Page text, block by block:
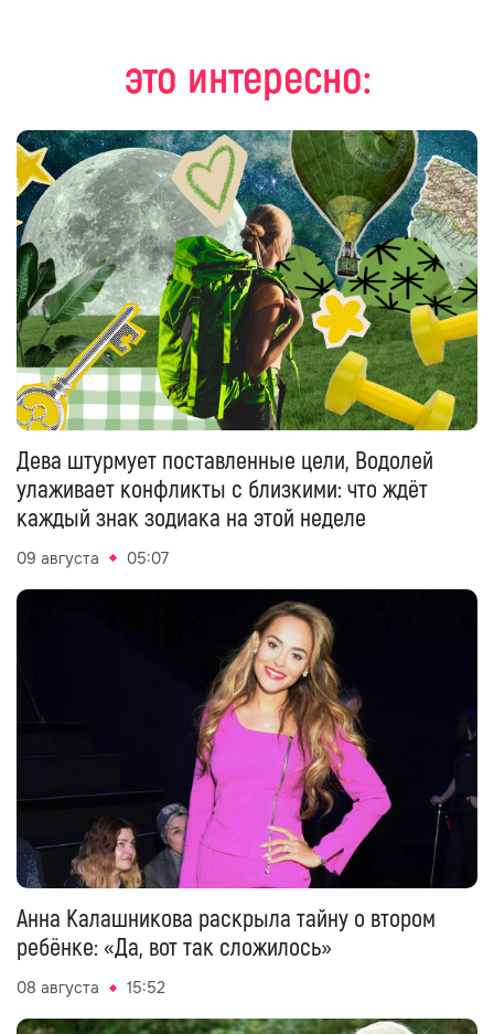
это интересно:
Дева штурмует поставленные цели, Водолей
улаживает конфликты с близкими: что ждёт
каждый знак зодиака на этой неделе
09 августа 05:07
Анна Калашникова раскрыла тайну о втором
ребёнке: «Да, вот так сложилось»
08 августа 15:52